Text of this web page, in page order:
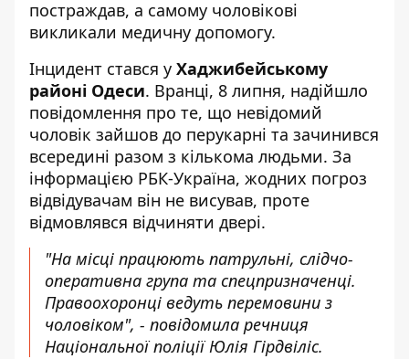
постраждав, а самому чоловікові
викликали медичну допомогу.
Інцидент стався у Хаджибейському
районі Одеси. Вранці, 8 липня, надійшло
повідомлення про те, що невідомий
чоловік зайшов до перукарні та зачинився
всередині разом з кількома людьми. За
інформацією РБК-Україна, жодних погроз
відвідувачам він не висував, проте
відмовлявся відчиняти двері.
"На місці працюють патрульні, слідчо-
оперативна група та спецпризначенці.
Правоохоронці ведуть перемовини з
чоловіком", - повідомила речниця
Національної поліції Юлія Гірдвіліс.